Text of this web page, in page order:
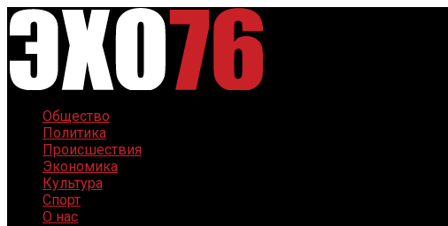
Общество
Политика
Происшествия
Экономика
Культура
Спорт
О нас